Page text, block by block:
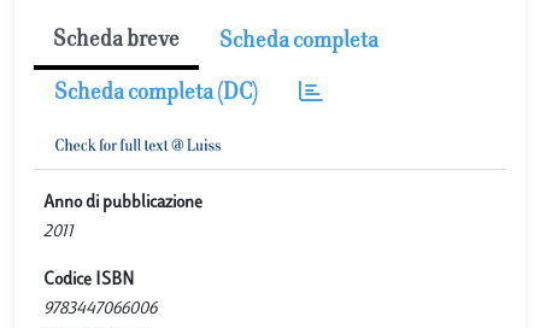
Scheda breve Scheda completa
Scheda completa (DC)
Anno di pubblicazione
2011
Codice ISBN
9783447066006